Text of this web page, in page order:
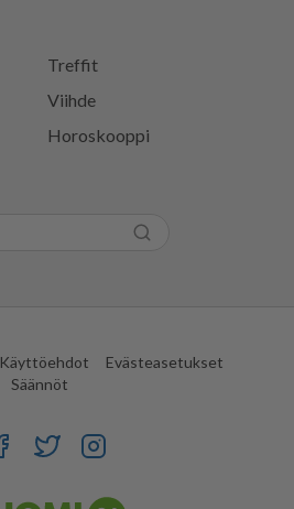
Treffit
Viihde
Horoskooppi
Käyttöehdot
Evästeasetukset
Säännöt